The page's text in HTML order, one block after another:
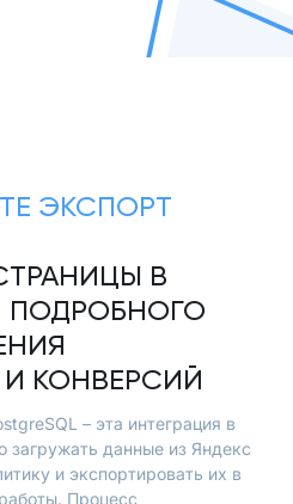
ЭКСПОРТ
В
ПОДРОБНОГО
КОНВЕРСИЙ
– эта интеграция в
загружать данные из Яндекс
и экспортировать их в
Процесс